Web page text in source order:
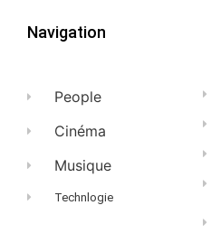
Navigation
People
Cinéma
Musique
Technlogie